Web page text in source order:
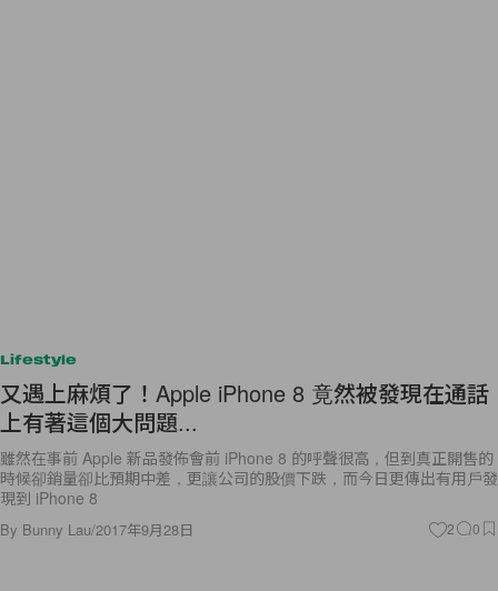
Lifestyle
又遇上麻煩了！Apple iPhone 8 竟然被發現在通話
上有著這個大問題...
雖然在事前 Apple 新品發佈會前 iPhone 8 的呼聲很高，但到真正開售的
時候卻銷量卻比預期中差，更讓公司的股價下跌，而今日更傳出有用戶發
現到 iPhone 8
By Bunny Lau/2017年9月28日 2 0